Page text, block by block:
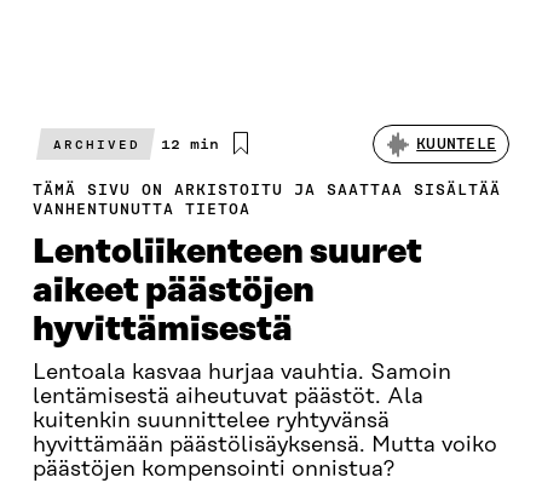
ARCHIVED
Arvioitu
12 min KUUNTELE
TÄMÄ SIVU ON ARKISTOITU JA SAATTAA SISÄLTÄÄ
VANHENTUNUTTA TIETOA
Lentoliikenteen suuret
aikeet päästöjen
hyvittämisestä
Lentoala kasvaa hurjaa vauhtia. Samoin
lentämisestä aiheutuvat päästöt. Ala
kuitenkin suunnittelee ryhtyvänsä
hyvittämään päästölisäyksensä. Mutta voiko
päästöjen kompensointi onnistua?